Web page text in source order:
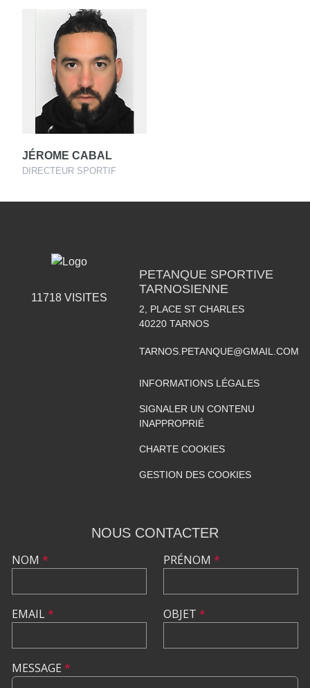
JÉROME CABAL
DIRECTEUR SPORTIF
11718 VISITES
PETANQUE SPORTIVE
TARNOSIENNE
2, PLACE ST CHARLES
40220 TARNOS
TARNOS.PETANQUE@GMAIL.COM
INFORMATIONS LÉGALES
SIGNALER UN CONTENU
INAPPROPRIÉ
CHARTE COOKIES
GESTION DES COOKIES
NOUS CONTACTER
NOM *
EMAIL*
PRÉNOM *
OBJET *
MESSAGE *